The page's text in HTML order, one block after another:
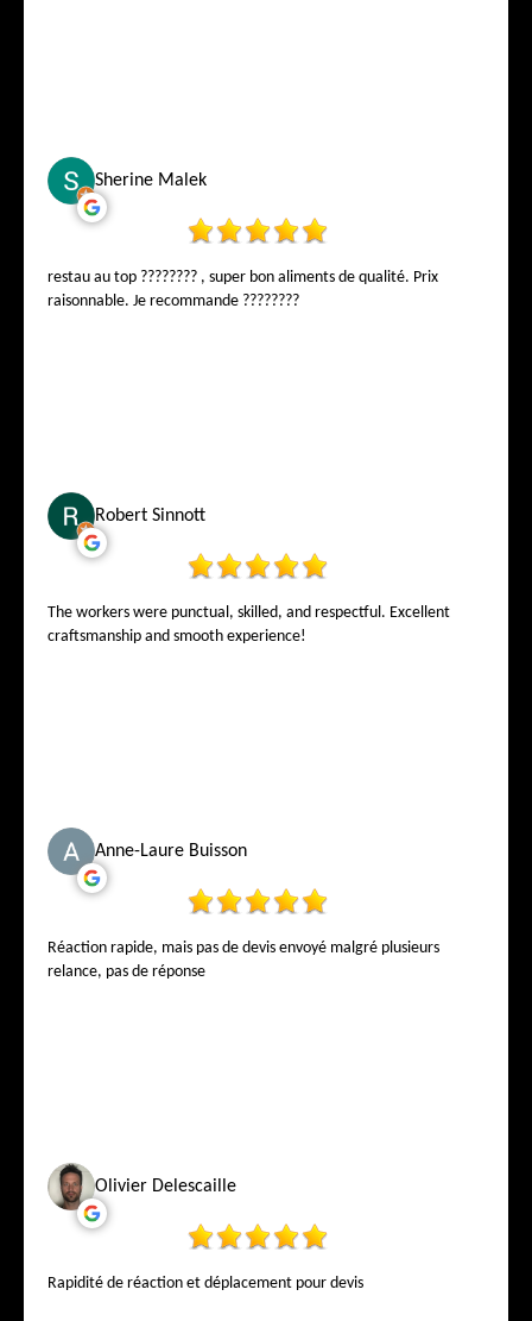
Sherine Malek
restau au top ???????? , super bon aliments de qualité. Prix
raisonnable. Je recommande ????????
Robert Sinnott
The workers were punctual, skilled, and respectful. Excellent
craftsmanship and smooth experience!
Anne-Laure Buisson
Réaction rapide, mais pas de devis envoyé malgré plusieurs
relance, pas de réponse
Olivier Delescaille
Rapidité de réaction et déplacement pour devis